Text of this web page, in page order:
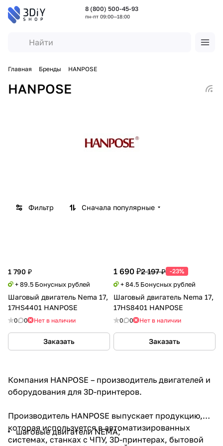
8 (800) 500-45-93
пн-пт 09:00—18:00
Главная Бренды HANPOSE
HANPOSE
Фильтр Сначала популярные
1 790 ₽
+ 89.5 Бонусных рублей
Шаговый двигатель Nema 17,
17HS4401 HANPOSE
0 0 Нет в наличии
Заказать
1 690 ₽2 197 ₽ -23%
+ 84.5 Бонусных рублей
Шаговый двигатель Nema 17,
17HS8401 HANPOSE
0 0 Нет в наличии
Заказать
Компания HANPOSE – производитель двигателей и
оборудования для 3D-принтеров.
Производитель HANPOSE выпускает продукцию,
которая используется в автоматизированных
системах, станках с ЧПУ, 3D-принтерах, бытовой
шаговые двигатели NEMA;